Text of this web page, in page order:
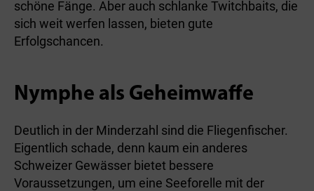
schöne Fänge. Aber auch schlanke Twitchbaits, die
sich weit werfen lassen, bieten gute
Erfolgschancen.
Nymphe als Geheimwaffe
Deutlich in der Minderzahl sind die Fliegenfischer.
Eigentlich schade, denn kaum ein anderes
Schweizer Gewässer bietet bessere
Voraussetzungen, um eine Seeforelle mit der